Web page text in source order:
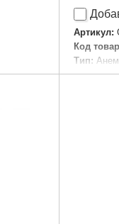
Артикул:
Код
Тип:
Тип